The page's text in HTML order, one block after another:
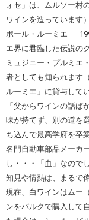
ォセ」は、ムルソー村
ワインを造っています）
ポール・ルーミエ
エ界に君臨した伝説の
ミュジニー・プルミエ
者としても知られます
ルーミエ」に貸与して
「父からワインの話
味が持てず、別の道を
ち込んで最高学府を卒
名門自動車部品メーカ
し・・・「血」なので
知見や情熱は、まるで
現在、白ワインはムー
ンをバルクで購入して